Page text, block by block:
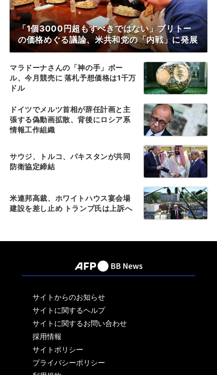
「1個3000円超もすべきではない」ブリトー
の価格めぐる議論、米共和党の「内戦」に発展
マラドーナさんの「神の手」ボー
ル、今月競売に 落札予想価格は1千万
ドル
ドイツでメルツ首相が辞任計画と主
張する偽動画拡散、背後にロシア系
情報工作組織
サウジ、トルコ、パキスタンが共同
防衛協定締結
米連邦高裁、ホワイトハウス宴会場
建設を差し止め トランプ氏は上訴へ
サイトからのお知らせ
サイトに関するヘルプ
サイトに関するお問い合わせ
採用情報
サイトポリシー
プライバシーポリシー